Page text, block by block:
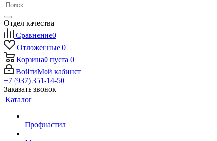
Отдел качества
Сравнение0
Отложенные 0
Корзина0 пуста 0
ВойтиМой кабинет
+7 (937) 351-14-50
Заказать звонок
Каталог
Профнастил